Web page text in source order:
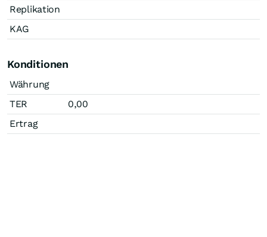
Replikation
KAG
Konditionen
Währung
TER
0,00
Ertrag